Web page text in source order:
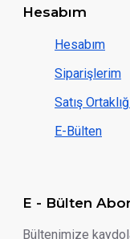
Hesabım
Hesabım
Siparişlerim
Satış
E-Bülten
E - Bülten
Bültenimize